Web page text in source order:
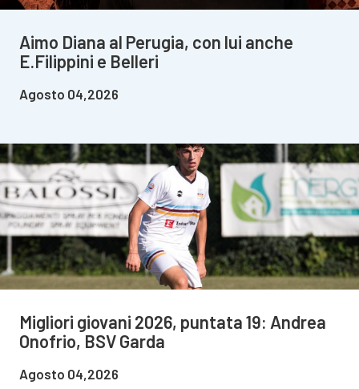
Aimo Diana al Perugia, con lui anche
E.Filippini e Belleri
Agosto 04,2026
Migliori giovani 2026, puntata 19: Andrea
Onofrio, BSV Garda
Agosto 04,2026